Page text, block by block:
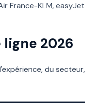
France-KLM,
ligne 2026
du